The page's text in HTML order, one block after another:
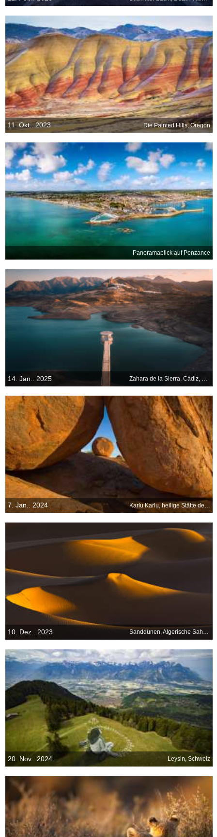
11. Okt.. 2023 Die Painted Hills, Oregon
Panoramablick auf Penzance
14. Jan.. 2025 Zahara de la Sierra, Cádiz, Spanien
7. Jan.. 2024 Karlu Karlu, heilige Stätte der Aborigines, Australien
10. Dez.. 2023 Sanddünen, Algerische Sahara, Algerien
20. Nov.. 2024 Leysin, Schweiz